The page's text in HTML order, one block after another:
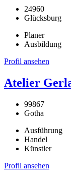
24960
Glücksburg
Planer
Ausbildung
Profil ansehen
Atelier
99867
Gotha
Ausführung
Handel
Künstler
Profil ansehen